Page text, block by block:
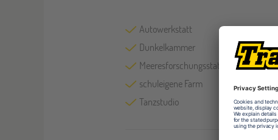
Autowerkstatt
Dunkelkammer
Meeresforschungsstation
schuleigene Farm
Tanzstudio